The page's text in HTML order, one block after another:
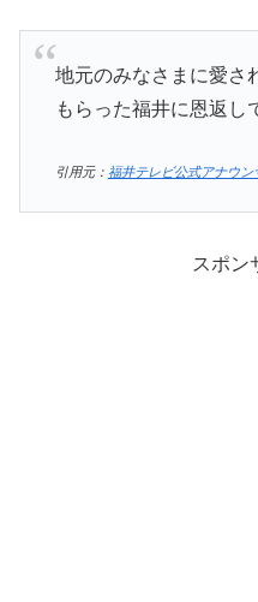
地元のみなさまに愛さ
もらった福井に恩返し
引用元： 福井テレビ公式アナウン
スポン